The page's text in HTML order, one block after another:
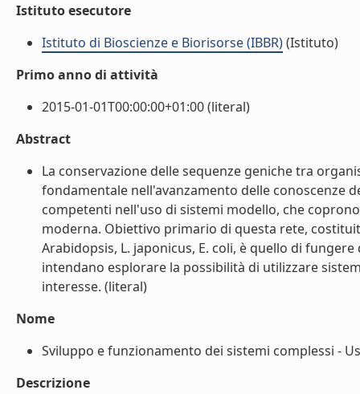
Istituto esecutore
Istituto di Bioscienze e Biorisorse (IBBR)(Istituto)
Primo anno di attività
2015-01-01T00:00:00+01:00 (literal)
Abstract
La conservazione delle sequenze geniche tra
fondamentale nell'avanzamento delle conoscenze
competenti nell'uso di sistemi modello, che
moderna. Obiettivo primario di questa rete,
Arabidopsis, L. japonicus, E. coli, è quello di
intendano esplorare la possibilità di utilizzare
interesse. (literal)
Nome
Sviluppo e funzionamento dei sistemi complessi -
Descrizione